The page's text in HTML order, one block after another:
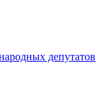
депутатов